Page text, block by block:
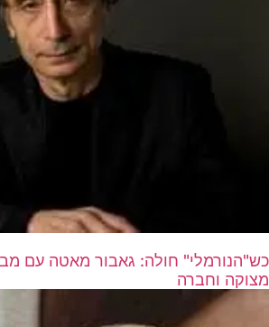
כש"הנורמלי" חולה: גאבור מאטה עם
מצוקה וחברה